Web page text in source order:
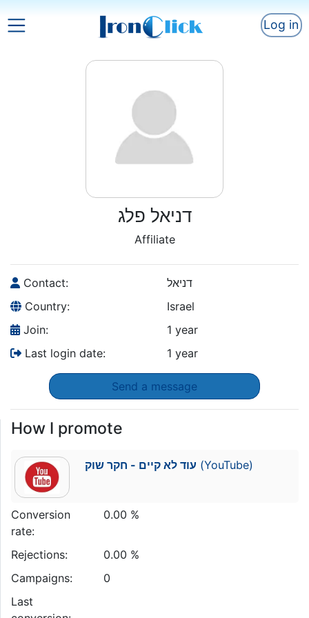
Log in
דניאל פלג
Affiliate
Contact:
דניאל
Country:
Israel
Join:
1 year
Last login date:
1 year
Send a message
How I promote
עוד לא קיים - חקר שוק (YouTube)
Conversion
rate:
0.00 %
Rejections:
0.00 %
Campaigns:
0
Last